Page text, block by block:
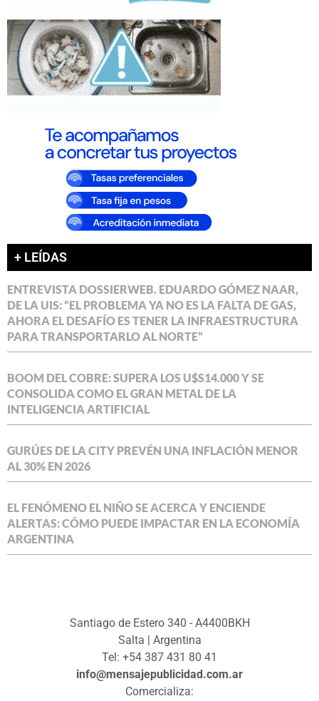
+ LEÍDAS
ENTREVISTA DOSSIERWEB. EDUARDO GÓMEZ NAAR,
DE LA UIS: “EL PROBLEMA YA NO ES LA FALTA DE GAS,
AHORA EL DESAFÍO ES TENER LA INFRAESTRUCTURA
PARA TRANSPORTARLO AL NORTE”
BOOM DEL COBRE: SUPERA LOS U$S14.000 Y SE
CONSOLIDA COMO EL GRAN METAL DE LA
INTELIGENCIA ARTIFICIAL
GURÚES DE LA CITY PREVÉN UNA INFLACIÓN MENOR
AL 30% EN 2026
EL FENÓMENO EL NIÑO SE ACERCA Y ENCIENDE
ALERTAS: CÓMO PUEDE IMPACTAR EN LA ECONOMÍA
ARGENTINA
Santiago de Estero 340 - A4400BKH
Salta | Argentina
Tel: +54 387 431 80 41
info@mensajepublicidad.com.ar
Comercializa: